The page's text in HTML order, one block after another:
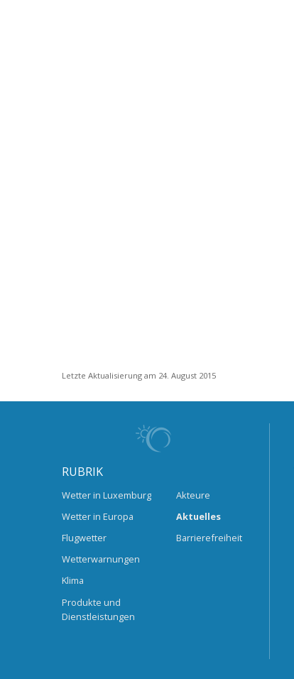
Letzte Aktualisierung am 24. August 2015
RUBRIK
Wetter in Luxemburg
Wetter in Europa
Flugwetter
Wetterwarnungen
Klima
Produkte und
Dienstleistungen
Akteure
Aktuelles
Barrierefreiheit